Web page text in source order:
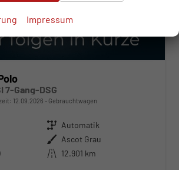
7-Gang-DSG
12.09.2026 Gebrauchtwagen
Getriebe Automatik
Außenfarbe Ascot Grau
Kilometerstand 12.901 km
Impressum